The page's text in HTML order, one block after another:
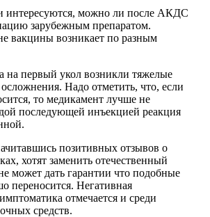
интересуются, можно ли после АКДС
зарубежным препаратом.
вакцины возникает по разным
на первый укол возникли тяжелые
Надо отметить, что, если
то медикамент лучше не
последующей инъекцией реакция
позитивных отзывов о
хотят заменить отечественный
может дать гарантии что подобные
переносится. Негативная
отмечается и среди
средств.